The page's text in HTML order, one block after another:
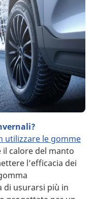
utilizzare le gomme
il calore del manto
l’efficacia dei
di usurarsi più in